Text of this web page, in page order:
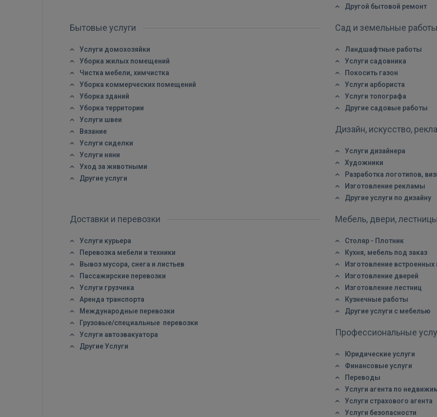
ВОЙТИ
GOOGLE
 Sign in with Apple
Другой бытовой ремонт
Бытовые услуги
Услуги домохозяйки
Уборка жилых помещений
Чистка мебели, химчистка
Уборка коммерческих помещений
Уборка зданий
Уборка территории
Услуги швеи
Вязание
Услуги сиделки
Услуги няни
Уход за животными
Другие услуги
Сад и земельные
Ландшафтные работы
Услуги садовника
Покосить газон
Услуги арбориста
Услуги топографа
Другие садовые работы
Дизайн, искусство,
Услуги дизайнера
Художники
Разработка логотипов,
Изготовление рекламы
Другие услуги по дизайну
Доставки и перевозки
Услуги курьера
Перевозка мебели и техники
Вывоз мусора, снега и листьев
Пассажирские перевозки
Услуги грузчика
Аренда транспорта
Международные перевозки
Грузовые/специальные перевозки
Услуги автоэвакуатора
Другие Услуги
Мебель, двери,
Столяр - Плотник
Кухня, мебель под заказ
Изготовление
Изготовление дверей
Изготовление лестниц
Кузнечные работы
Другие услуги с мебелью
Профессиональные
Юридические услуги
Финансовые услуги
Переводы
Услуги агента по
Услуги страхового агента
Услуги безопасности